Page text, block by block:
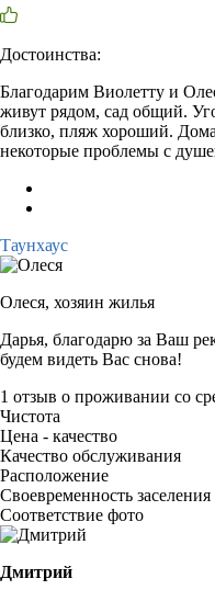
Достоинства:
Благодарим Виолетту и
живут рядом, сад общий.
близко, пляж хороший.
некоторые проблемы с
Таунхаус
Олеся, хозяин жилья
Дарья, благодарю за Ваш
будем видеть Вас снова!
1 отзыв о проживании со
Чистота
Цена - качество
Качество обслуживания
Расположение
Своевременность заселения
Соответствие фото
Дмитрий